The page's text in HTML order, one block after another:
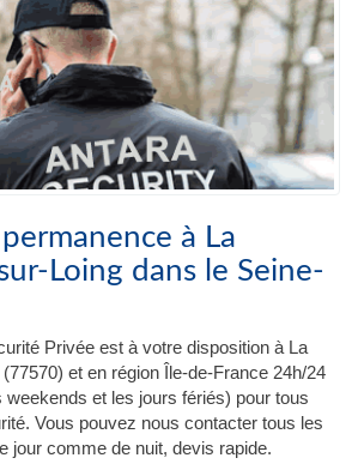
à La
Loing dans le Seine-
Privée est à votre disposition à La
et en région Île-de-France 24h/24
et les jours fériés) pour tous
Vous pouvez nous contacter tous les
jour comme de nuit, devis rapide.